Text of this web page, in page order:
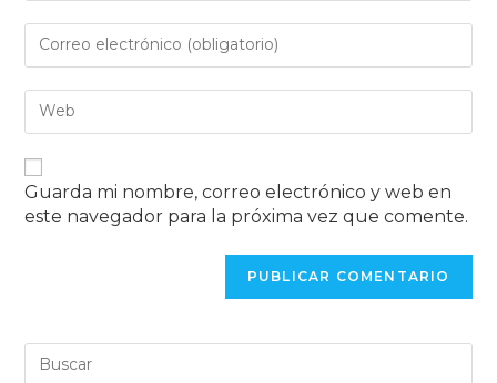
Guarda mi nombre, correo electrónico y web en
este navegador para la próxima vez que comente.